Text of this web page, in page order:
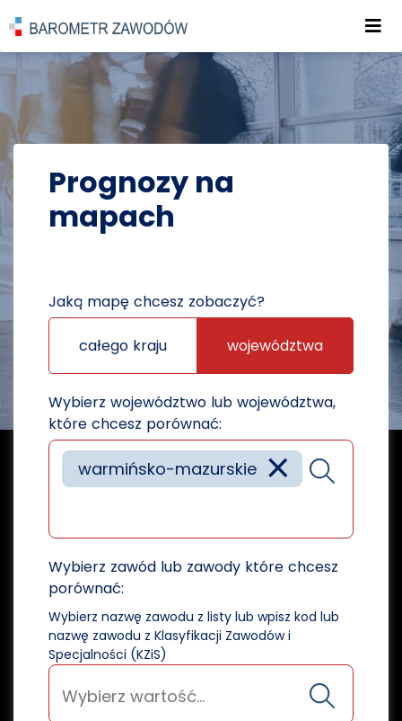
POWRÓT DO STRONY GŁÓWNEJ
PROGNOZY PROGNOZY NA MAPACH
Prognozy na
mapach
Jaką mapę chcesz zobaczyć?
całego kraju województwa
Wybierz województwo lub województwa,
które chcesz porównać:
×
warmińsko-mazurskie
Wybierz zawód lub zawody które chcesz
porównać:
Wybierz nazwę zawodu z listy lub wpisz kod lub
nazwę zawodu z Klasyfikacji Zawodów i
Specjalności (KZiS)